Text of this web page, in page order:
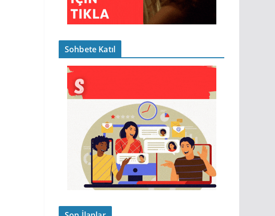
Sohbete Katıl